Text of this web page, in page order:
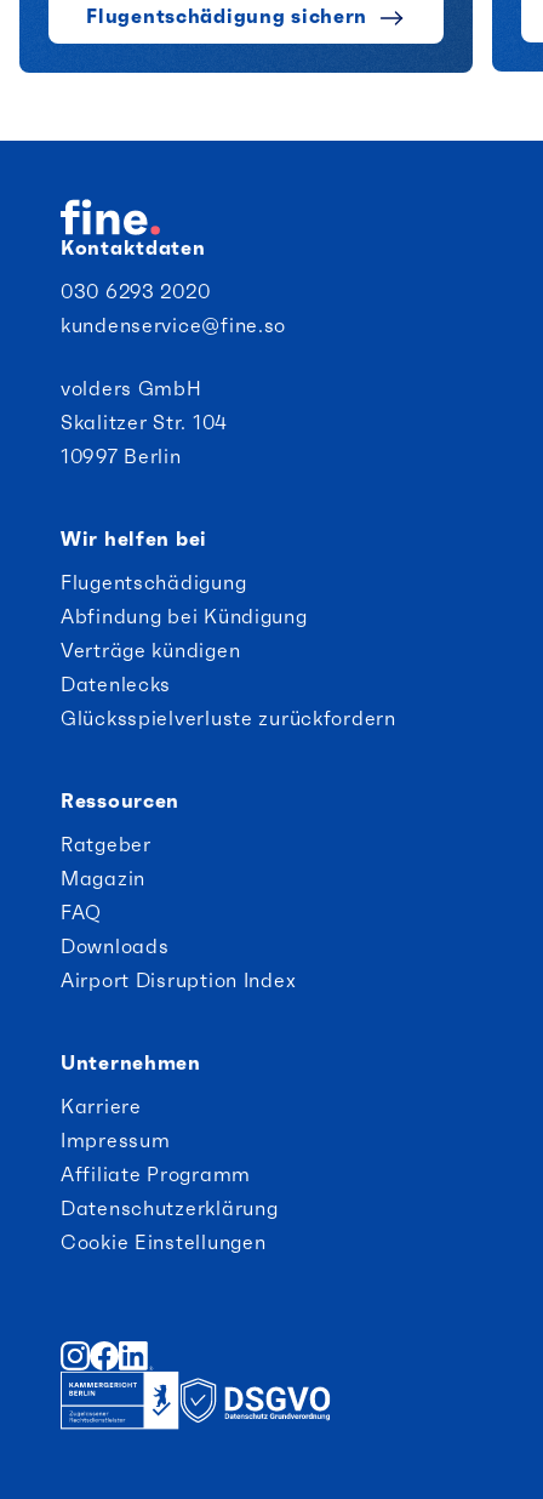
Flugentschädigung sichern
Kontaktdaten
030 6293 2020
kundenservice@fine.so
volders GmbH
Skalitzer Str. 104
10997 Berlin
Wir helfen bei
Flugentschädigung
Abfindung bei Kündigung
Verträge kündigen
Datenlecks
Glücksspielverluste zurückfordern
Ressourcen
Ratgeber
Magazin
FAQ
Downloads
Airport Disruption Index
Unternehmen
Karriere
Impressum
Affiliate Programm
Datenschutzerklärung
Cookie Einstellungen